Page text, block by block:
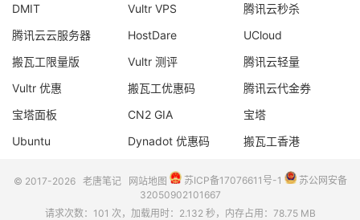
DMIT
Vultr VPS
腾讯云秒杀
腾讯云云服务器
HostDare
UCloud
搬瓦工限量版
Vultr 测评
腾讯云轻量
Vultr 优惠
搬瓦工优惠码
腾讯云代金券
宝塔面板
CN2 GIA
宝塔
Ubuntu
Dynadot 优惠码 搬瓦工香港
© 2017-2026 老唐笔记 网站地图 苏ICP备17076611号-1
苏公网安备
32050902101667
请求次数：101 次，加载用时：2.132 秒，内存占用：78.75 MB